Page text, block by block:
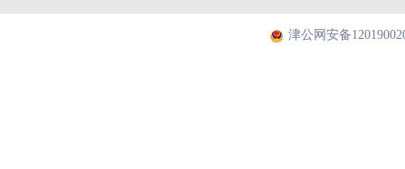
津公网安备